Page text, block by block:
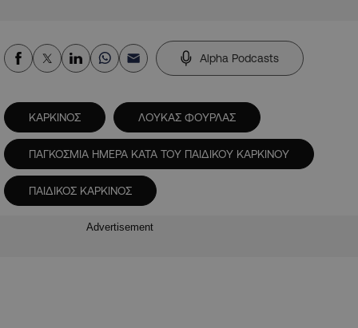
Alpha Podcasts
ΚΑΡΚΙΝΟΣ ΛΟΥΚΑΣ ΦΟΥΡΛΑΣ
ΠΑΓΚΟΣΜΙΑ ΗΜΕΡΑ ΚΑΤΑ ΤΟΥ ΠΑΙΔΙΚΟΥ ΚΑΡΚΙΝΟΥ
ΠΑΙΔΙΚΟΣ ΚΑΡΚΙΝΟΣ
Advertisement